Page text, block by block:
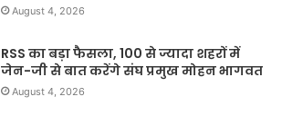
August 4, 2026
RSS का बड़ा फैसला, 100 से ज्यादा शहरों में
जेन-जी से बात करेंगे संघ प्रमुख मोहन भागवत
August 4, 2026